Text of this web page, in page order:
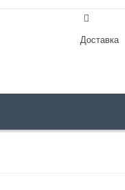
Доставка